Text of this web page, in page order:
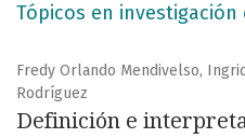
Tópicos en
Fredy Orlando Mendivelso,
Rodríguez
Definición e